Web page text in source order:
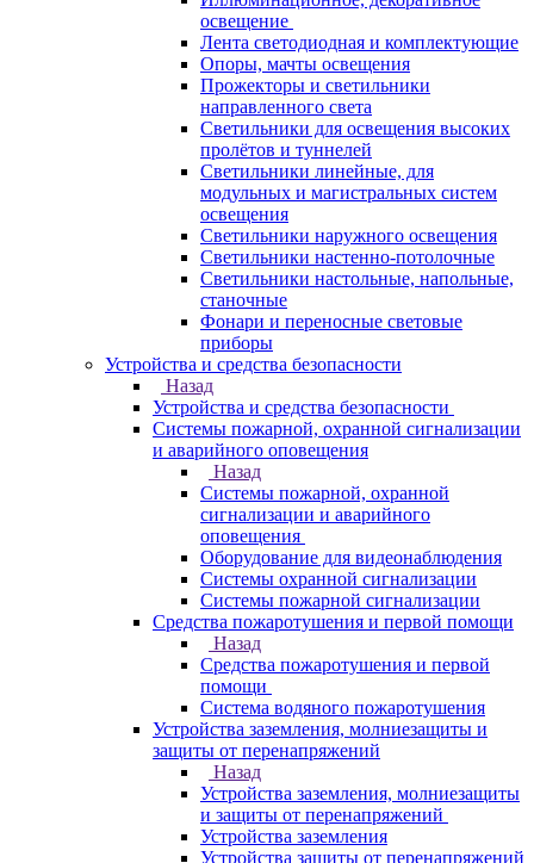
освещение
Лента светодиодная и комплектующие
Опоры, мачты освещения
Прожекторы и светильники
направленного света
Светильники для освещения высоких
пролётов и туннелей
Светильники линейные, для
модульных и магистральных систем
освещения
Светильники наружного освещения
Светильники настенно-потолочные
Светильники настольные, напольные,
станочные
Фонари и переносные световые
приборы
Устройства и средства безопасности
Назад
Устройства и средства безопасности
Системы пожарной, охранной сигнализации
и аварийного оповещения
Назад
Системы пожарной, охранной
сигнализации и аварийного
оповещения
Оборудование для видеонаблюдения
Системы охранной сигнализации
Системы пожарной сигнализации
Средства пожаротушения и первой помощи
Назад
Средства пожаротушения и первой
помощи
Система водяного пожаротушения
Устройства заземления, молниезащиты и
защиты от перенапряжений
Назад
Устройства заземления, молниезащиты
и защиты от перенапряжений
Устройства заземления
Устройства защиты от перенапряжений